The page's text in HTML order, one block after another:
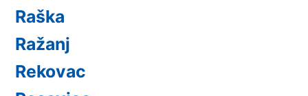
Raška
Ražanj
Rekovac